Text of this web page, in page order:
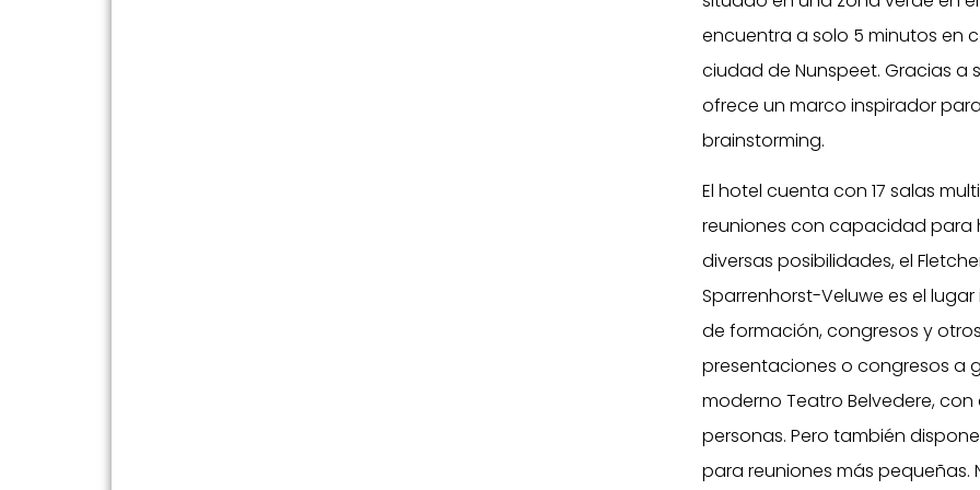
encuentra a solo 5 minutos en
ciudad de Nunspeet. Gracias a
ofrece un marco inspirador
brainstorming.
El hotel cuenta con 17 salas
reuniones con capacidad para
diversas posibilidades, el
Sparrenhorst-Veluwe es el
de formación, congresos y
presentaciones o congresos a
moderno Teatro Belvedere,
personas. Pero también
para reuniones más pequeñas.